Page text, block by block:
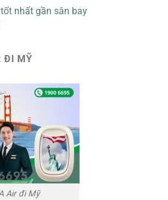
nhất gần sân bay
ĐI MỸ
Air đi Mỹ